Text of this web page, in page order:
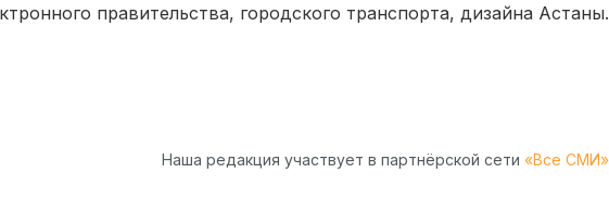
правительства, городского транспорта, дизайна Астаны.
Наша редакция участвует в партнёрской сети «Все СМИ»